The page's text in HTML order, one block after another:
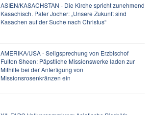
ASIEN/KASACHSTAN - Die Kirche spricht zunehmend
Kasachisch. Pater Jocher: „Unsere Zukunft sind
Kasachen auf der Suche nach Christus“
AMERIKA/USA - Seligsprechung von Erzbischof
Fulton Sheen: Päpstliche Missionswerke laden zur
Mithilfe bei der Anfertigung von
Missionsrosenkränzen ein